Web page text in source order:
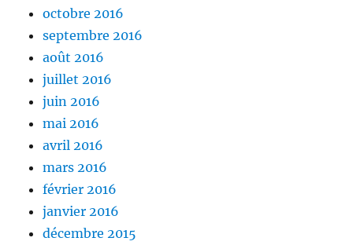
octobre 2016
septembre 2016
août 2016
juillet 2016
juin 2016
mai 2016
avril 2016
mars 2016
février 2016
janvier 2016
décembre 2015